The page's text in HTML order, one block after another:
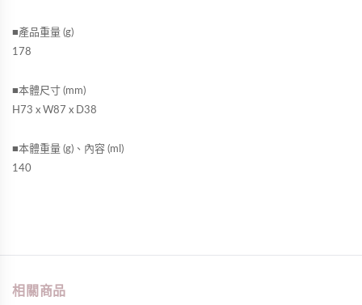
■產品重量 (g)
178
■本體尺寸 (mm)
H73 x W87 x D38
■本體重量 (g)、內容 (ml)
140
相關商品